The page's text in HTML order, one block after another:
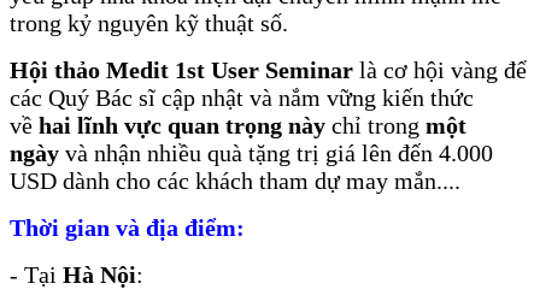
trong kỷ nguyên kỹ thuật số.
Hội thảo Medit 1st User Seminar là cơ hội vàng để
các Quý Bác sĩ cập nhật và nắm vững kiến thức
về hai lĩnh vực quan trọng này chỉ trong một
ngày và nhận nhiều quà tặng trị giá lên đến 4.000
USD dành cho các khách tham dự may mắn....
Thời gian và địa điểm:
- Tại Hà Nội: